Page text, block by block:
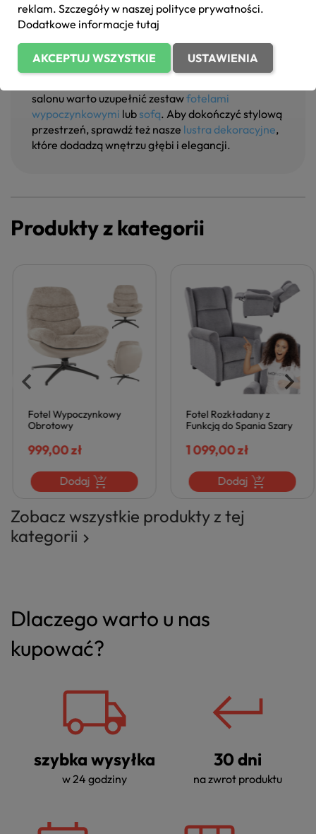
skandynawskiego po nowoczesny. Fotel świetnie
współgra z meblami w stylu skandynawskim,
Jeśli szukasz pełnego komfortu, dobierz go do
stolików kawowych
, które świetnie współgrają z
salonu warto uzupełnić zestawfotelami
wypoczynkowymi lub sofą. Aby dokończyć stylową
przestrzeń, sprawdź też nasze lustra dekoracyjne,
które dodadzą wnętrzu głębi i elegancji.
Produkty z kategorii
Fotel Wypoczynkowy
Obrotowy
do Salonu Loft FESTI
999,00 zł
Dodaj
Fotel Rozkładany z
Funkcją do Spania Szary
Salonu AGUSTIN Halmar
1 099,00 zł
Dodaj
Zobacz wszystkie produkty z tej
kategorii 
Dlaczego warto u nas
kupować?
szybka wysyłka
w 24 godziny
30 dni
na zwrot produktu
reklam. Szczegóły w naszej polityce prywatności.
Dodatkowe informacje tutaj
AKCEPTUJ WSZYSTKIE USTAWIENIA